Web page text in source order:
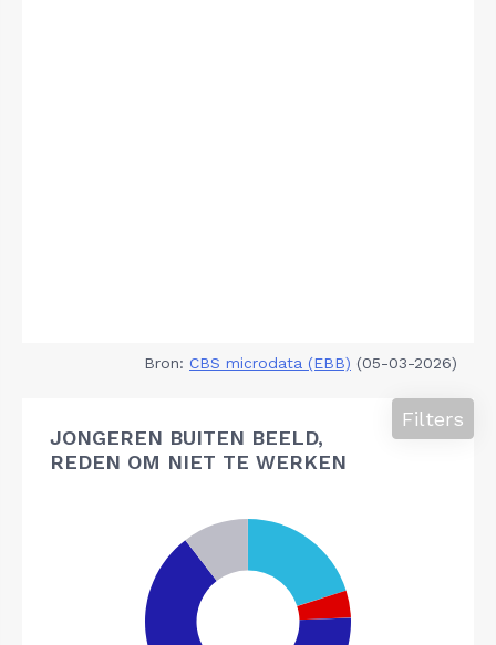
Bron: CBS microdata (EBB) (05-03-2026)
JONGEREN BUITEN BEELD,
REDEN OM NIET TE WERKEN
Filters